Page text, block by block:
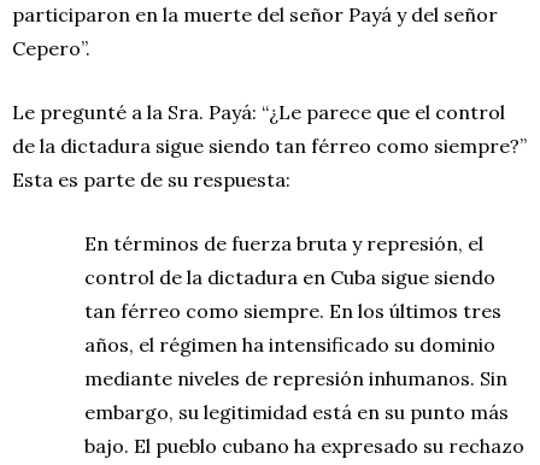
participaron en la muerte del señor Payá y del señor
Cepero”.
Le pregunté a la Sra. Payá: “¿Le parece que el control
de la dictadura sigue siendo tan férreo como siempre?”
Esta es parte de su respuesta:
En términos de fuerza bruta y represión, el
control de la dictadura en Cuba sigue siendo
tan férreo como siempre. En los últimos tres
años, el régimen ha intensificado su dominio
mediante niveles de represión inhumanos. Sin
embargo, su legitimidad está en su punto más
bajo. El pueblo cubano ha expresado su rechazo